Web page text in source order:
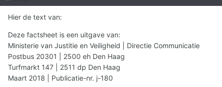
Hier de text van:
Deze factsheet is een uitgave van:
Ministerie van Justitie en Veiligheid | Directie Communicatie
Postbus 20301 | 2500 eh Den Haag
Turfmarkt 147 | 2511 dp Den Haag
Maart 2018 | Publicatie-nr. j-180